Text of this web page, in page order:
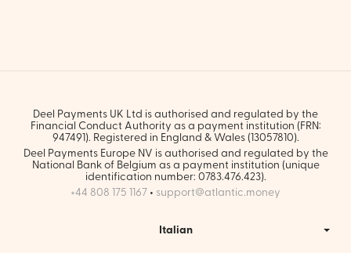
Deel Payments UK Ltd is authorised and regulated by the
Financial Conduct Authority as a payment institution (FRN:
947491). Registered in England & Wales (13057810).
Deel Payments Europe NV is authorised and regulated by the
National Bank of Belgium as a payment institution (unique
identification number: 0783.476.423).
+44 808 175 1167 • support@atlantic.money
Italian